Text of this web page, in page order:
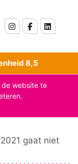
website te
8,5
gaat niet